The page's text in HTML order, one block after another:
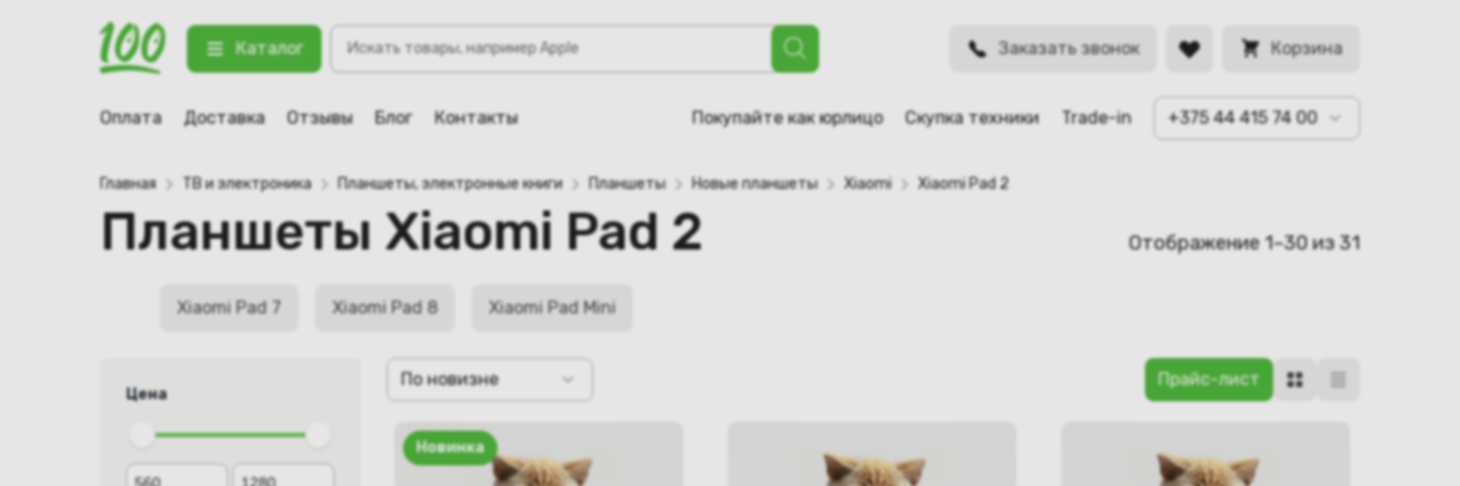
Каталог
товаров
Заказать звонок Корзина
Оплата Доставка Отзывы Блог Контакты Покупайте как юрлицо Скупка техники Trade-in +375 44 415 74 00
Главная ТВ и электроника Планшеты, электронные книги Планшеты Новые планшеты Xiaomi Xiaomi Pad 2
Планшеты Xiaomi Pad 2 Отображение 1–30 из 31
Xiaomi Pad 7 Xiaomi Pad 8 Xiaomi Pad Mini
Цена
По новизне
Новинка